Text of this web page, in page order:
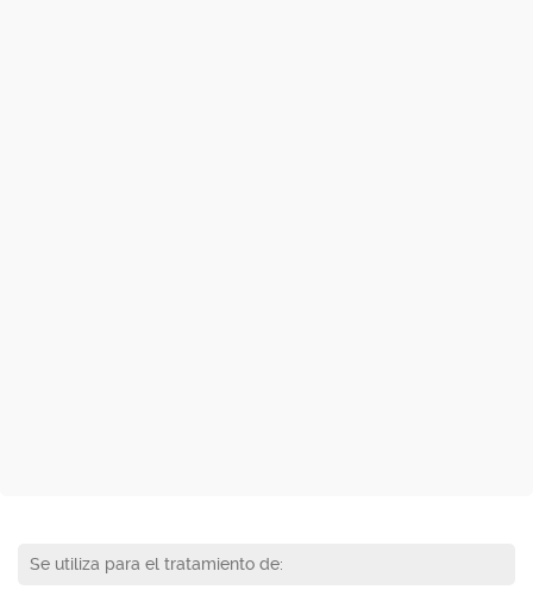
Se utiliza para el tratamiento de: